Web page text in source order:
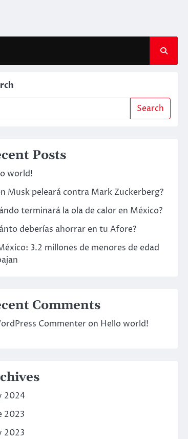
Search
Posts
world!
Musk peleará contra Mark Zuckerberg?
terminará la ola de calor en México?
deberías ahorrar en tu Afore?
3.2 millones de menores de edad
Comments
Commenteron Hello world!
2024
2023
2023